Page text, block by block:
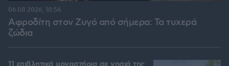
Αφροδίτη στον Ζυγό από σήμερα: Τα τυχερά
ζώδια
06.08.2026, 10:56